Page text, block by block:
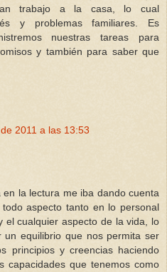
trabajo a la casa, lo cual
y problemas familiares. Es
nuestras tareas para
y también para saber que
2011 a las 13:53
la lectura me iba dando cuenta
aspecto tanto en lo personal
el cualquier aspecto de la vida, lo
un equilibrio que nos permita ser
principios y creencias haciendo
capacidades que tenemos como